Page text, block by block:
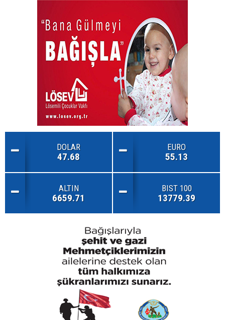
DOLAR
47.68
EURO
55.13
ALTIN
6659.71
BIST 100
13779.39